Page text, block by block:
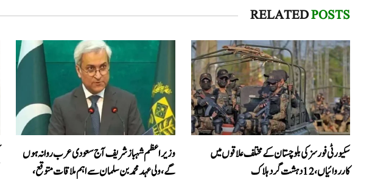
RELATEDPOSTS
سکیورٹی فورسز کی بلوچستان کے مختلف علاقوں میں
کارروائیاں ، 12 دہشت گرد ہلاک
وزیراعظم شہباز شریف آج سعودی عرب روانہ ہوں
گے، ولی عہد محمد بن سلمان سے اہم ملاقات متوقع،